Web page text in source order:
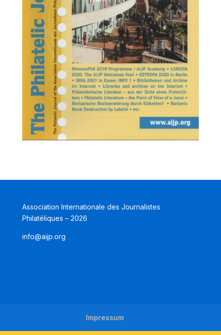
Association Internationale des Journalistes
Philatéliques – 2026
info@aijp.org
Impressum